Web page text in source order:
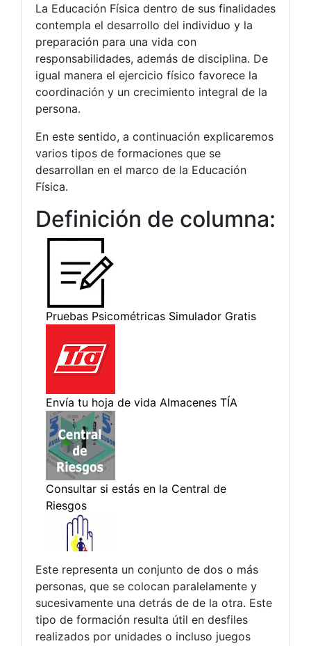
La Educación Física dentro de sus finalidades
contempla el desarrollo del individuo y la
preparación para una vida con
responsabilidades, además de disciplina. De
igual manera el ejercicio físico favorece la
coordinación y un crecimiento integral de la
persona.
En este sentido, a continuación explicaremos
varios tipos de formaciones que se
desarrollan en el marco de la Educación
Física.
Definición de columna:
Este representa un conjunto de dos o más
personas, que se colocan paralelamente y
sucesivamente una detrás de de la otra. Este
tipo de formación resulta útil en desfiles
realizados por unidades o incluso juegos